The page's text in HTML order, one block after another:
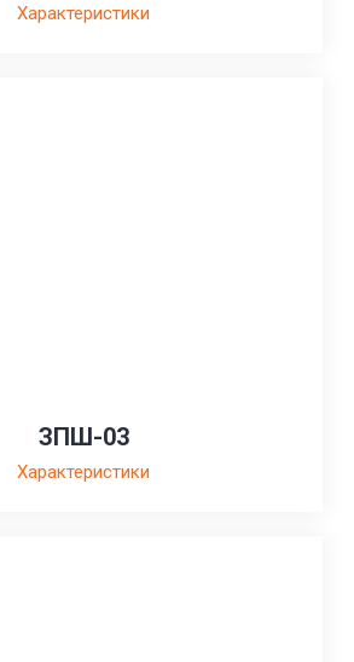
Характеристики
ЗПШ-03
Характеристики